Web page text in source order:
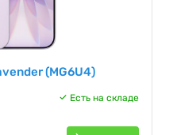
(MG6U4)
Есть на складе